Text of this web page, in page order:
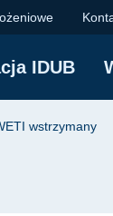
IDUB
wstrzymany